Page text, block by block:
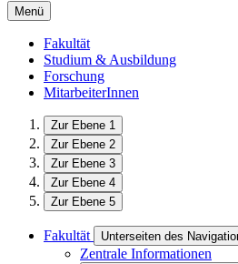
Menü
Fakultät
Studium & Ausbildung
Forschung
MitarbeiterInnen
Zur Ebene 1
Zur Ebene 2
Zur Ebene 3
Zur Ebene 4
Zur Ebene 5
Fakultät Unterseiten des
Zentrale Informationen